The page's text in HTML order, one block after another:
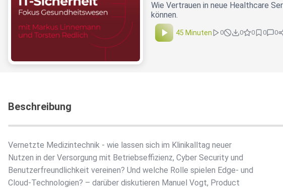
Wie Vertrauen in neue Healthcare
können.
45 Minuten 0 0 0 0 0
Beschreibung
Vernetzte Medizintechnik - wie lassen sich im Klinikalltag neuer
Nutzen in der Versorgung mit Betriebseffizienz, Cyber Security und
Benutzerfreundlichkeit vereinen? Und welche Rolle spielen Edge- und
Cloud-Technologien? – darüber diskutieren Manuel Vogt, Product